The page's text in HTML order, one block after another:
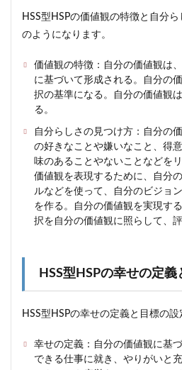
HSS型HSPの価値観の特徴と自分
のようになります。
価値観の特徴：自分の価値観は
に基づいて形成される。自分の
択の基準になる。自分の価値観
る。
自分らしさの見つけ方：自分の
の好きなことや嫌いなこと、得
味のあることやないことなどを
価値観を表現するために、自分
ルなどを使って、自分のビジョ
を作る。自分の価値観を実現す
択を自分の価値観に照らして、
HSS型HSPの幸せの定
HSS型HSPの幸せの定義と目標の設
幸せの定義：自分の価値観に基
できる仕事に就き、やりがいと